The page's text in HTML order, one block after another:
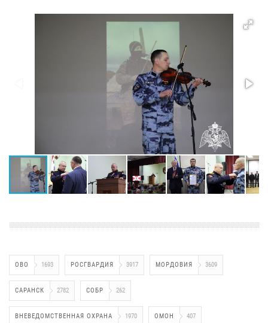
ОВО 1693 РОСГВАРДИЯ 3917 МОРДОВИЯ 3609
САРАНСК 2782 СОБР 262
ВНЕВЕДОМСТВЕННАЯ ОХРАНА 1970 ОМОН 407